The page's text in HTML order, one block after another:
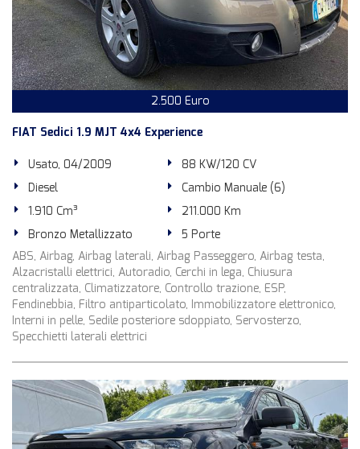
2.500 Euro
FIAT Sedici 1.9 MJT 4x4 Experience
Usato, 04/2009
88 KW/120 CV
Diesel
Cambio Manuale (6)
1.910 Cm³
211.000 Km
Bronzo Metallizzato
5 Porte
ABS, Airbag, Airbag laterali, Airbag Passeggero, Airbag testa,
Alzacristalli elettrici, Autoradio, Cerchi in lega, Chiusura
centralizzata, Climatizzatore, Controllo trazione, ESP,
Fendinebbia, Filtro antiparticolato, Immobilizzatore elettronico,
Interni in pelle, Sedile posteriore sdoppiato, Servosterzo,
Specchietti laterali elettrici